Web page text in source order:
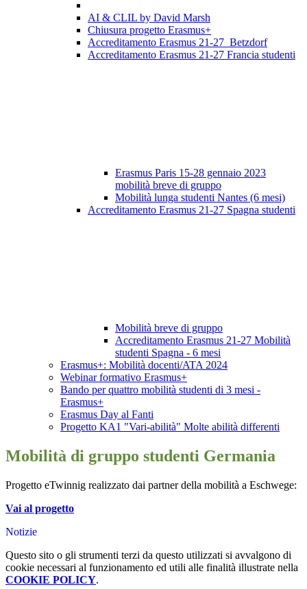
AI & CLIL by David Marsh
Chiusura progetto Erasmus+
Accreditamento Erasmus 21-27 Betzdorf
Accreditamento Erasmus 21-27 Francia studenti
Erasmus Paris 15-28 gennaio 2023
mobilità breve di gruppo
Mobilità lunga studenti Nantes (6 mesi)
Accreditamento Erasmus 21-27 Spagna studenti
Mobilità breve di gruppo
Accreditamento Erasmus 21-27 Mobilità
studenti Spagna - 6 mesi
Erasmus+: Mobilità docenti/ATA 2024
Webinar formativo Erasmus+
Bando per quattro mobilità studenti di 3 mesi -
Erasmus+
Erasmus Day al Fanti
Progetto KA1 "Vari-abilità" Molte abilità differenti
Mobilità di gruppo studenti Germania
Progetto eTwinnig realizzato dai partner della mobilità a Eschwege:
Vai al progetto
Notizie
Questo sito o gli strumenti terzi da questo utilizzati si avvalgono di
cookie necessari al funzionamento ed utili alle finalità illustrate nella
COOKIE POLICY.